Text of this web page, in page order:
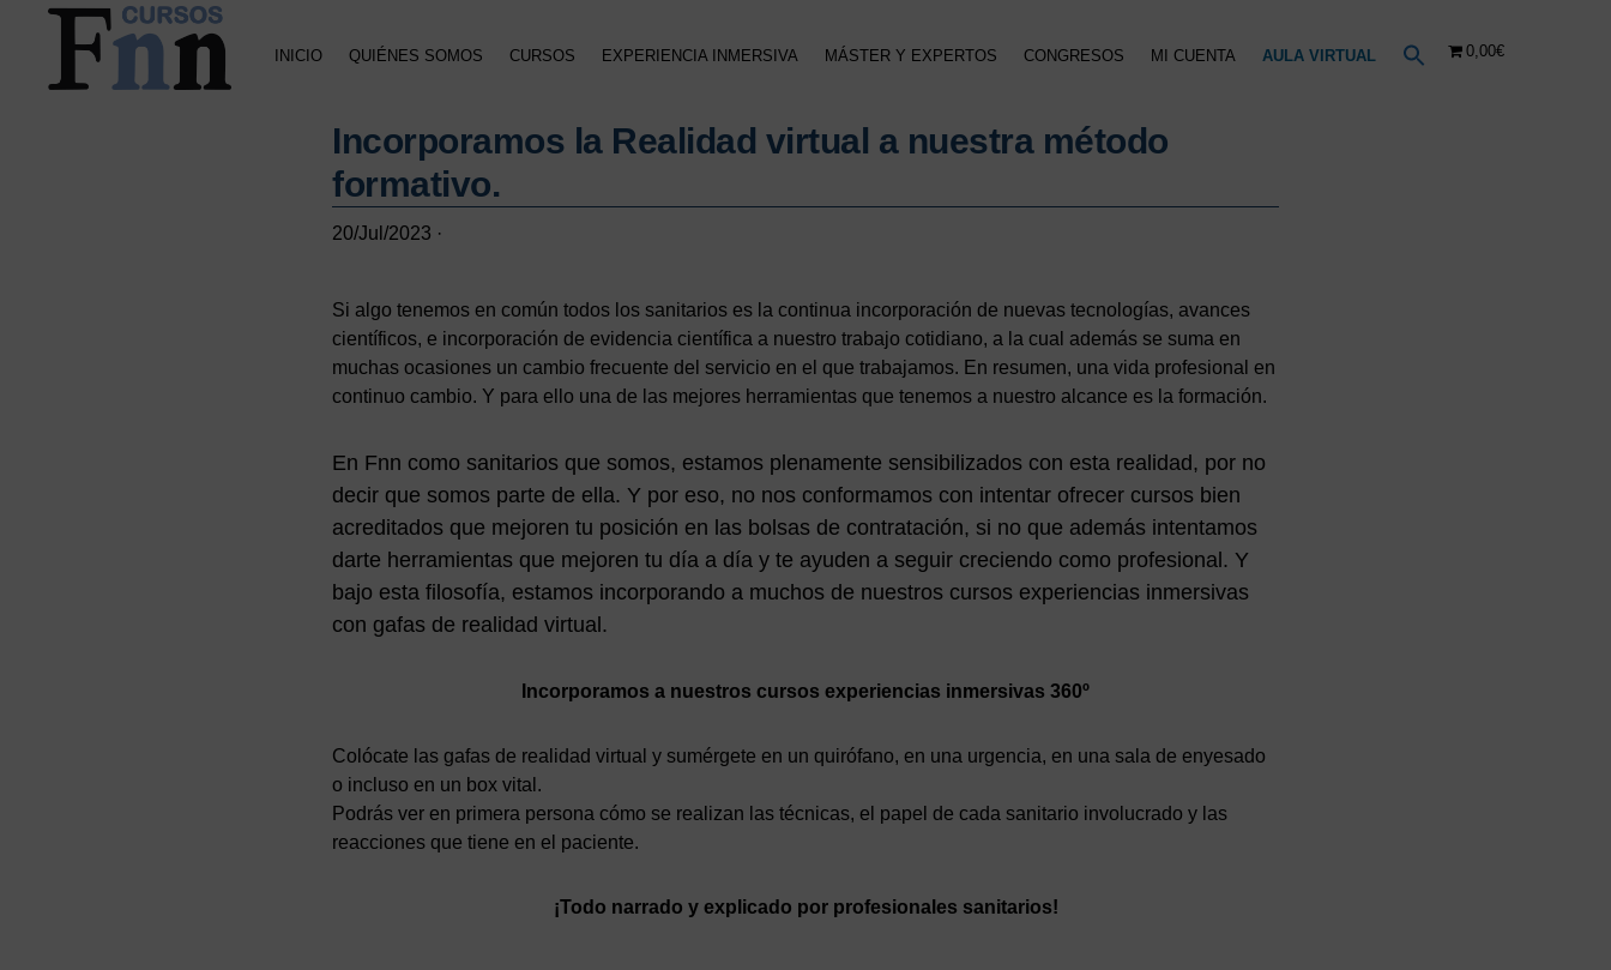
Saltar
Saltar
Saltar
INICIO QUIÉNES SOMOS CURSOS EXPERIENCIA INMERSIVA MÁSTER Y EXPERTOS CONGRESOS MI CUENTA AULA VIRTUAL 0,00€
Incorporamos la Realidad virtual a nuestra método
formativo.
20/Jul/2023 ·
Si algo tenemos en común todos los sanitarios es la continua incorporación de nuevas tecnologías, avances
científicos, e incorporación de evidencia científica a nuestro trabajo cotidiano, a la cual además se suma en
muchas ocasiones un cambio frecuente del servicio en el que trabajamos. En resumen, una vida profesional en
continuo cambio. Y para ello una de las mejores herramientas que tenemos a nuestro alcance es la formación.
En Fnn como sanitarios que somos, estamos plenamente sensibilizados con esta realidad, por no
decir que somos parte de ella. Y por eso, no nos conformamos con intentar ofrecer cursos bien
acreditados que mejoren tu posición en las bolsas de contratación, si no que además intentamos
darte herramientas que mejoren tu día a día y te ayuden a seguir creciendo como profesional. Y
bajo esta filosofía, estamos incorporando a muchos de nuestros cursos experiencias inmersivas
con gafas de realidad virtual.
Incorporamos a nuestros cursos experiencias inmersivas 360º
Colócate las gafas de realidad virtual y sumérgete en un quirófano, en una urgencia, en una sala de enyesado
o incluso en un box vital.
Podrás ver en primera persona cómo se realizan las técnicas, el papel de cada sanitario involucrado y las
reacciones que tiene en el paciente.
¡Todo narrado y explicado por profesionales sanitarios!